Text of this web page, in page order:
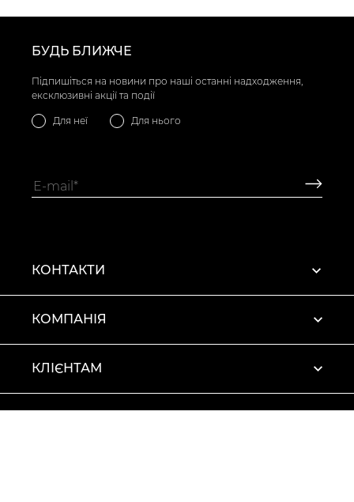
БУДЬ БЛИЖЧЕ
Підпишіться на новини про наші останні надходження,
ексклюзивні акції та події
Для неї Для нього
КОНТАКТИ
КОМПАНІЯ
КЛІЄНТАМ